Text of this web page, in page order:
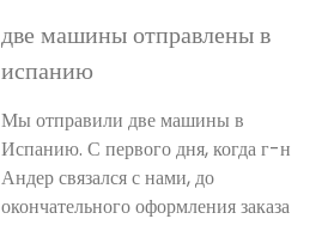
две машины отправлены в
испанию
Мы отправили две машины в
Испанию. С первого дня, когда г-н
Андер связался с нами, до
окончательного оформления заказа